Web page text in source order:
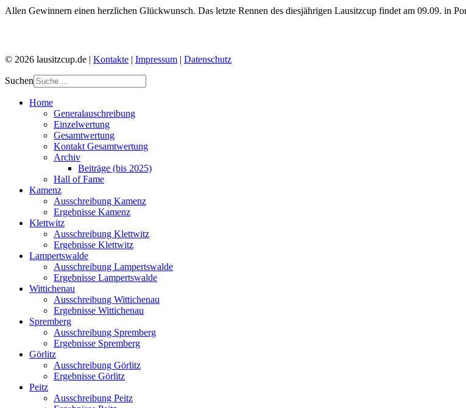
Allen Gewinnern einen herzlichen Glückwunsch. Das letzte Rennen des diesjährigen Lausitzcup findet am 09.09. in
© 2026 lausitzcup.de | Kontakte | Impressum | Datenschutz
Suchen
Home
Generalauschreibung
Einzelwertung
Gesamtwertung
Kontakt Gesamtwertung
Archiv
Beiträge (bis 2025)
Hall of Fame
Kamenz
Ausschreibung Kamenz
Ergebnisse Kamenz
Klettwitz
Ausschreibung Klettwitz
Ergebnisse Klettwitz
Lampertswalde
Ausschreibung Lampertswalde
Ergebnisse Lampertswalde
Wittichenau
Ausschreibung Wittichenau
Ergebnisse Wittichenau
Spremberg
Ausschreibung Spremberg
Ergebnisse Spremberg
Görlitz
Ausschreibung Görlitz
Ergebnisse Görlitz
Peitz
Ausschreibung Peitz